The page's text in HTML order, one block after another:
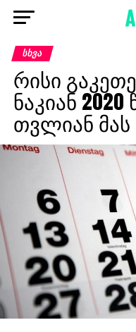
ᲡᲮᲕᲐ
რისი
ნაკიან
თვლიან მას